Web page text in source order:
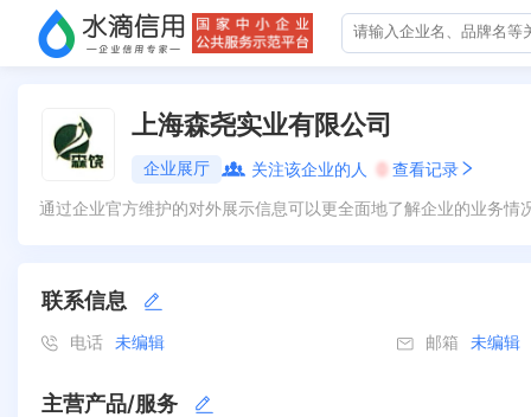
上海森尧实业有限公司
企业展厅 关注该企业的人 0 查看记录
通过企业官方维护的对外展示信息可以更全面地了解企业的业务
联系信息
电话 未编辑 邮箱 未编辑
主营产品/服务